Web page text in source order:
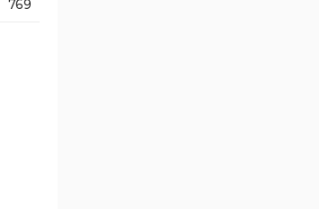
769